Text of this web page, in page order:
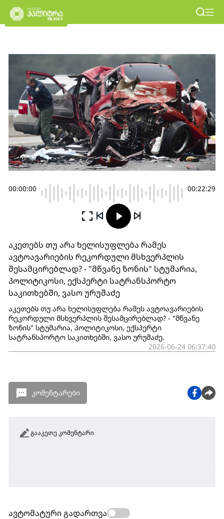
00:00:00 00:22:29
აკეთებს თუ არა ხელისუფლება რამეს
ავტოავარიების რეკორდული მსხვერპლის
შესამცირებლად? - "მწვანე ზონის" სტუმარია,
პოლიტიკოსი, ექსპერტი სატრანსპორტო
საკითხებში, ვასო ურუშაძე
აკეთებს თუ არა ხელისუფლება რამეს ავტოავარიების
რეკორდული მსხვერპლის შესამცირებლად? - "მწვანე
ზონის" სტუმარია, პოლიტიკოსი, ექსპერტი
სატრანსპორტო საკითხებში, ვასო ურუშაძე.
2026-06-24 06:37:40
კომენტარები
გააკეთე კომენტარი
ავტომატური გადართვა